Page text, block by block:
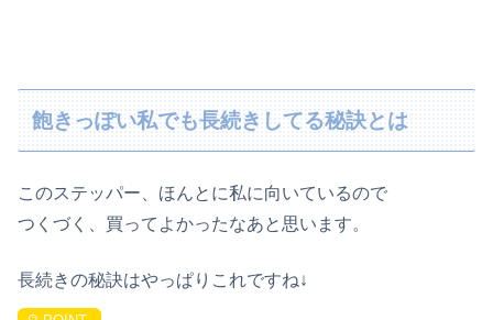
飽きっぽい私でも長続きしてる秘訣とは
このステッパー、ほんとに私に向いているので
つくづく、買ってよかったなあと思います。
長続きの秘訣はやっぱりこれですね↓